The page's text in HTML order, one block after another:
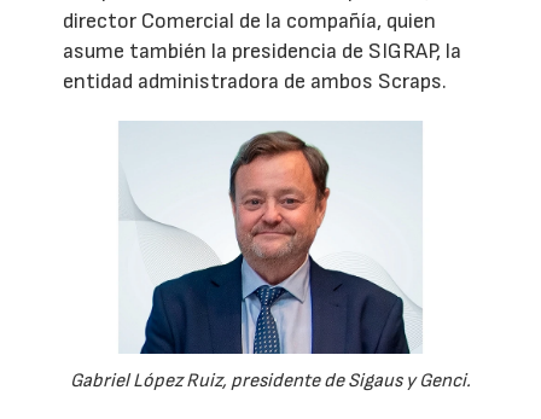
director Comercial de la compañía, quien
asume también la presidencia de SIGRAP, la
entidad administradora de ambos Scraps.
Gabriel López Ruiz, presidente de Sigaus y Genci.